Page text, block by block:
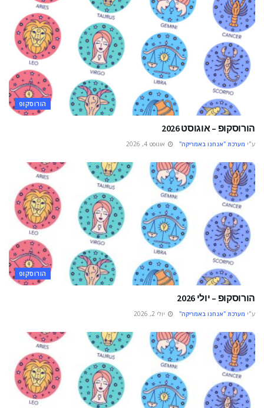
הורוסקופ
הורוסקופ – אוגוסט 2026
ע"י מערכת "אנחנו באמריקה" אוגוסט 4, 2026
הורוסקופ
הורוסקופ – יולי 2026
ע"י מערכת "אנחנו באמריקה" יולי 2, 2026